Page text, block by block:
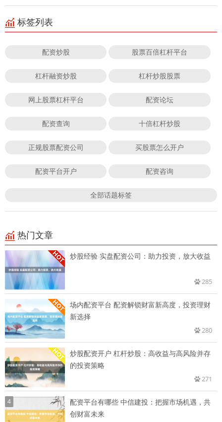
标签列表
配资炒股 股票百倍杠杆平台
杠杆融资炒股 杠杆炒股股票
网上股票杠杆平台 配资论坛
配资查询 十倍杠杆炒股
正规股票配资公司 买股票怎么开户
配资平台开户 配资咨询
全部话题标签
热门文章
炒股经验 实盘配资公司：助力投资，放大收益
285
场内配资平台 配资解锁财富新高度，投资理财
新选择
280
炒股配资开户 杠杆炒股：高收益与高风险并存
的投资策略
271
4
配资平台有哪些 中信建投：把握市场机遇，共
创财富未来